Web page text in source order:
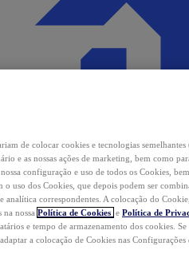
de colocar cookies e tecnologias
e as nossas ações de marketing, bem como
configuração e uso de todos os Cookies,
o uso dos Cookies, que depois podem ser
analítica correspondentes. A colocação do
na nossa Política de Cookies e Política de
e tempo de armazenamento dos cookies.
a colocação de Cookies nas Configurações